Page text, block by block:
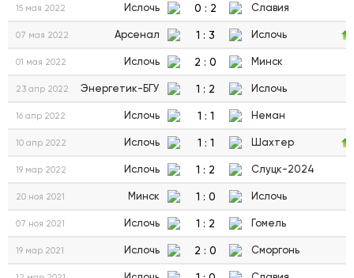
15 мая 2022 Ислочь 0 : 2 Славия
07 мая 2022 Арсенал 1 : 3 Ислочь
01 мая 2022 Ислочь 2 : 0 Минск
23 апр 2022 Энергетик-БГУ 1 : 2 Ислочь
16 апр 2022 Ислочь 1 : 1 Неман
10 апр 2022 Ислочь 1 : 1 Шахтер
19 мар 2022 Ислочь 1 : 2 Слуцк-2024
20 ноя 2021 Минск 1 : 0 Ислочь
07 ноя 2021 Ислочь 1 : 2 Гомель
19 мар 2021 Ислочь 2 : 0 Сморгонь